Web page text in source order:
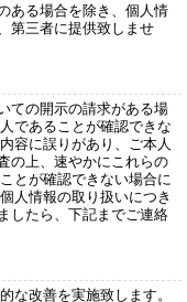
ある場合を除き、個人情
第三者に提供致しませ
ての開示の請求がある場
であることが確認できな
容に誤りがあり、ご本人
の上、速やかにこれらの
とが確認できない場合に
人情報の取り扱いにつき
したら、下記までご連絡
な改善を実施致します。